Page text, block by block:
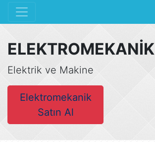
ELEKTROMEKANİK
Elektrik ve Makine
Elektromekanik
Satın Al